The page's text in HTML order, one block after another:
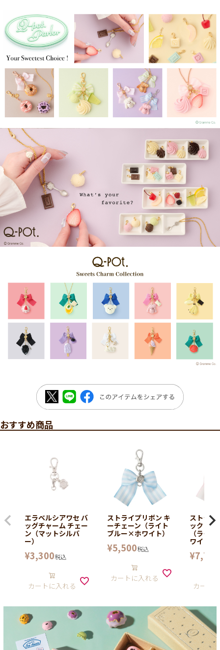
おすすめ商品
エラベルシアワセ バ
ッグチャーム チェー
ン（マットシルバ
ー）
¥3,300税込
カートに入れる
ストライプリボン キ
ーチェーン（ライト
ブルー×ホワイト）
¥5,500税込
カートに入れる
ストライ
ックレス
（ライ
ワイト）
¥7,700
カート